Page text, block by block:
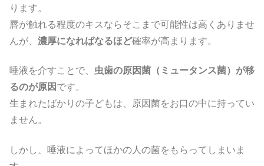
ります。
唇が触れる程度のキスならそこまで可能性は高くありませ
んが、 濃厚になればなるほど確率が高まります。
唾液を介すことで、 虫歯の原因菌（ミュータンス菌）が移
るのが原因 です。
生まれたばかりの子どもは、原因菌をお口の中に持ってい
ません。
しかし、唾液によってほかの人の菌をもらってしまいま